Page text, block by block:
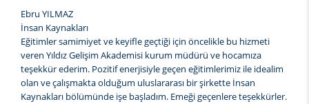
Ebru YILMAZ
İnsan Kaynakları
Eğitimler samimiyet ve keyifle geçtiği için öncelikle bu hizmeti
veren Yıldız Gelişim Akademisi kurum müdürü ve hocamıza
teşekkür ederim. Pozitif enerjisiyle geçen eğitimlerimiz ile idealim
olan ve çalışmakta olduğum uluslararası bir şirkette İnsan
Kaynakları bölümünde işe başladım. Emeği geçenlere teşekkürler.